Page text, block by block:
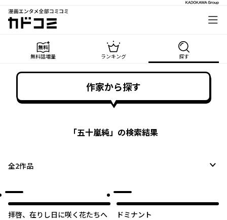
漫画エンタメ全部コミコミ
カドコミ
無料話増量 ランキング 探す
作家から探す
「五十嵐純」の検索結果
全2作品
拝啓、在りし日に咲く花たちへ ドミナント